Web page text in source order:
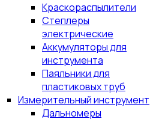
Краскораспылители
Степлеры
электрические
Аккумуляторы для
инструмента
Паяльники для
пластиковых труб
Измерительный инструмент
Дальномеры